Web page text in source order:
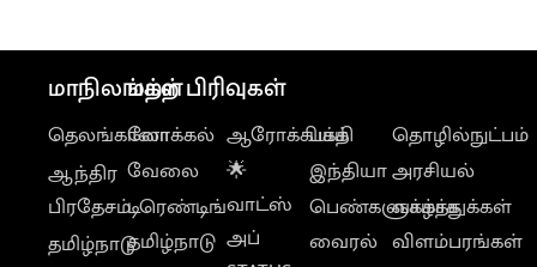
மாநிலங்கள்
தெலங்கானா
ஆந்திர
பிரதேசம்
தமிழ்நாடு
மற்ற பிரிவுகள்
லோக்கல்
வேலை
டிரெண்டிங்
தமிழ்நாடு
ஆரோக்கியம்
🌟
வாட்ஸ்
அப்
பக்தி
இந்தியா
பெண்களுக்காக
வைரல்
தொழில்நுட்பம்
அரசியல்
வாழ்த்துக்கள்
விளம்பரங்கள்